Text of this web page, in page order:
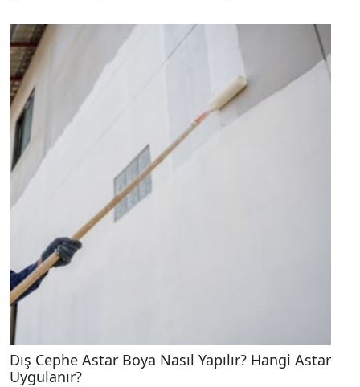
Dış Cephe Astar Boya Nasıl Yapılır? Hangi Astar
Uygulanır?